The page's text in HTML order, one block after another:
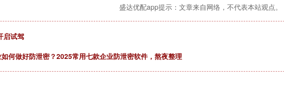
盛达优配app提示：文章来自网络，不代表本站观点。
启试驾
何做好防泄密？2025常用七款企业防泄密软件，熬夜整理